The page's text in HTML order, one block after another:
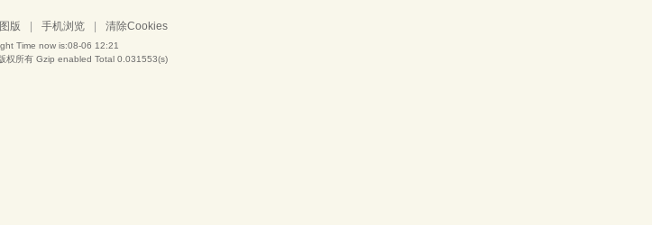
版 手机浏览 清除Cookies
Time now is:08-06 12:21
权所有 Gzip enabled Total 0.031553(s)